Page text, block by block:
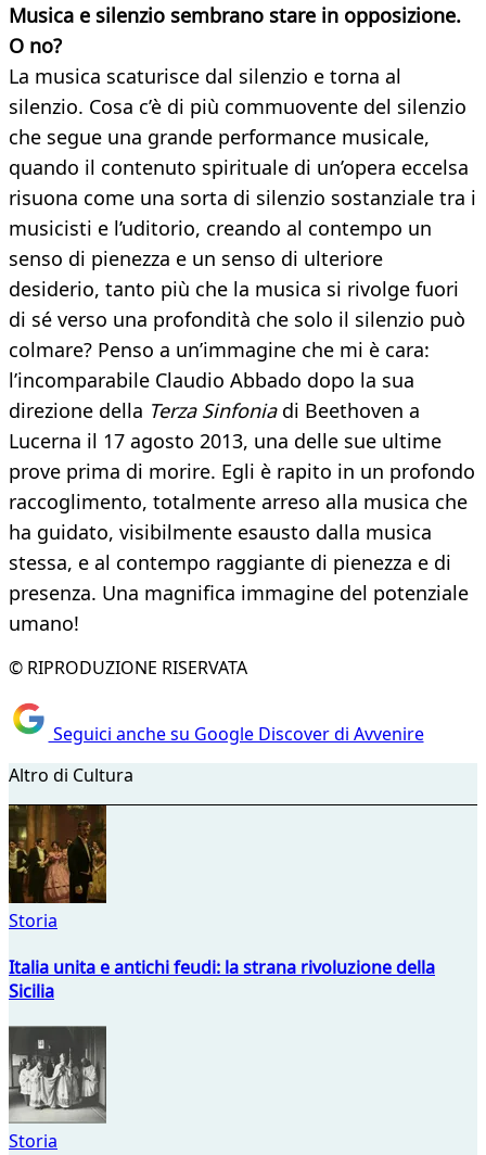
Musica e silenzio sembrano stare in opposizione.
O no?
La musica scaturisce dal silenzio e torna al
silenzio. Cosa c’è di più commuovente del silenzio
che segue una grande performance musicale,
quando il contenuto spirituale di un’opera eccelsa
risuona come una sorta di silenzio sostanziale tra i
musicisti e l’uditorio, creando al contempo un
senso di pienezza e un senso di ulteriore
desiderio, tanto più che la musica si rivolge fuori
di sé verso una profondità che solo il silenzio può
colmare? Penso a un’immagine che mi è cara:
l’incomparabile Claudio Abbado dopo la sua
direzione della Terza Sinfoniadi Beethoven a
Lucerna il 17 agosto 2013, una delle sue ultime
prove prima di morire. Egli è rapito in un profondo
raccoglimento, totalmente arreso alla musica che
ha guidato, visibilmente esausto dalla musica
stessa, e al contempo raggiante di pienezza e di
presenza. Una magnifica immagine del potenziale
umano!
© RIPRODUZIONE RISERVATA
Seguici anche su Google Discover di Avvenire
Altro di Cultura
Storia
Italia unita e antichi feudi: la strana rivoluzione della
Sicilia
Storia